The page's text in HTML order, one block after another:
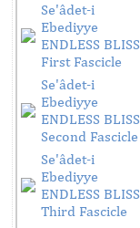
Se'âdet-i
Ebediyye
ENDLESS BLISS
First Fascicle
Se'âdet-i
Ebediyye
ENDLESS BLISS
Second Fascicle
Se'âdet-i
Ebediyye
ENDLESS BLISS
Third Fascicle